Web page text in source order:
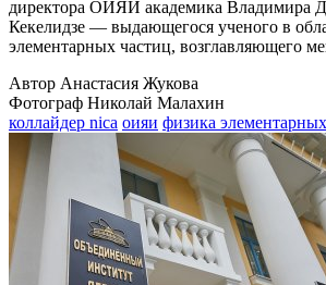
директора ОИЯИ академика Владимира
Кекелидзе — выдающегося ученого в
элементарных частиц, возглавляющего
Автор Анастасия Жукова
Фотограф Николай Малахин
коллайдер nica оияи физика